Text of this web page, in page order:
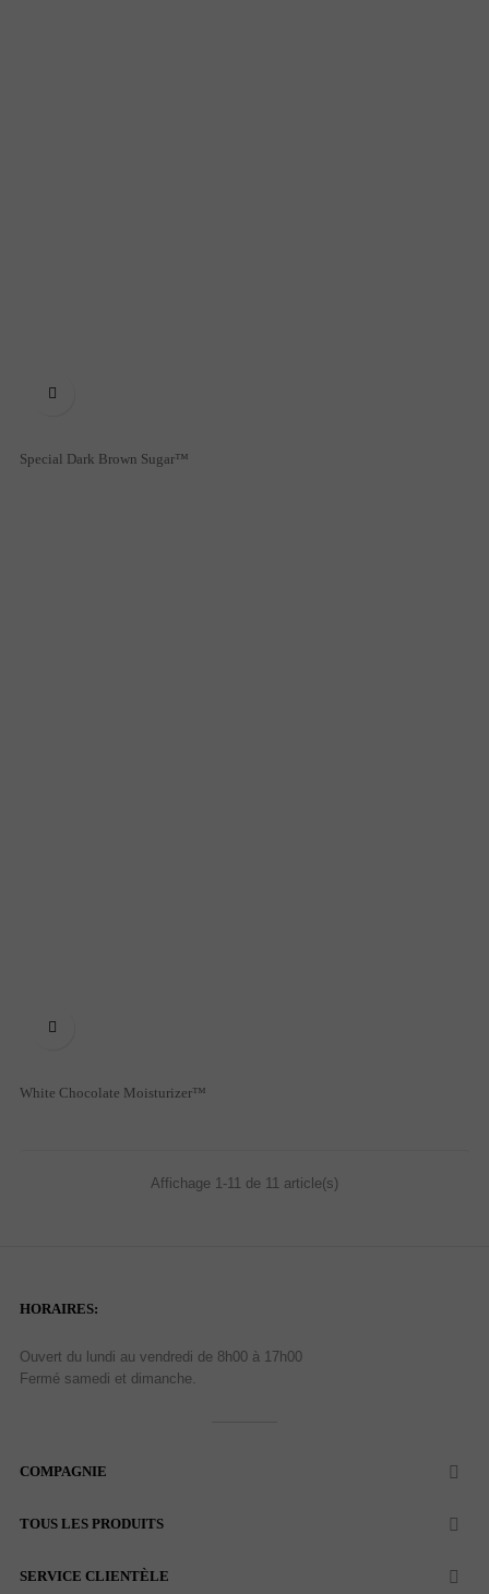

Special Dark Brown Sugar™

White Chocolate Moisturizer™
Affichage 1-11 de 11 article(s)
HORAIRES:
Ouvert du lundi au vendredi de 8h00 à 17h00
Fermé samedi et dimanche.
COMPAGNIE 
TOUS LES PRODUITS 
SERVICE CLIENTÈLE 